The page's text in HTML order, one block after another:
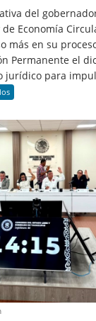
del
Economía
más en su
Permanente el
jurídico para